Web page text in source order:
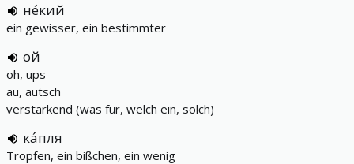
не́кий
ein gewisser, ein bestimmter
ой
oh, ups
au, autsch
verstärkend (was für, welch ein, solch)
ка́пля
Tropfen, ein bißchen, ein wenig